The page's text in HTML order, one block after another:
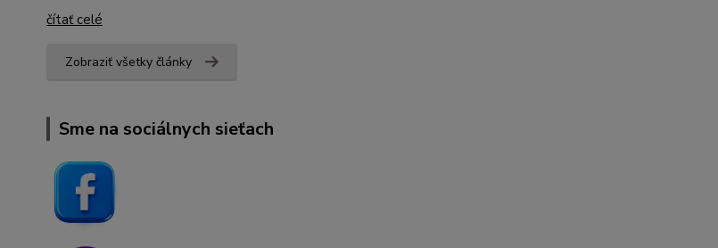
čítať celé
Zobraziť všetky články
Sme na sociálnych sieťach